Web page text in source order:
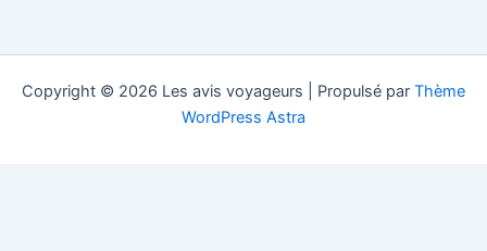
Copyright © 2026 Les avis voyageurs | Propulsé par Thème
WordPress Astra